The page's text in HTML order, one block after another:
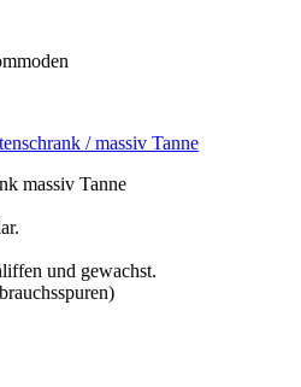
massiv Tanne
und gewachst.